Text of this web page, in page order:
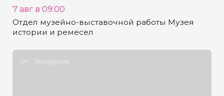
7 авг в 09:00
Отдел музейно-выставочной работы Музея
истории и ремесел
0+ Экскурсии